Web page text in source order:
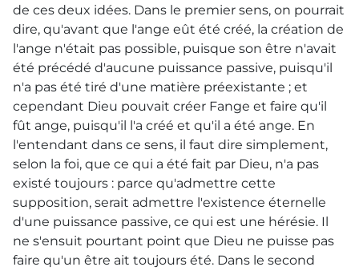
de ces deux idées. Dans le premier sens, on pourrait
dire, qu'avant que l'ange eût été créé, la création de
l'ange n'était pas possible, puisque son être n'avait
été précédé d'aucune puissance passive, puisqu'il
n'a pas été tiré d'une matière préexistante ; et
cependant Dieu pouvait créer Fange et faire qu'il
fût ange, puisqu'il l'a créé et qu'il a été ange. En
l'entendant dans ce sens, il faut dire simplement,
selon la foi, que ce qui a été fait par Dieu, n'a pas
existé toujours : parce qu'admettre cette
supposition, serait admettre l'existence éternelle
d'une puissance passive, ce qui est une hérésie. Il
ne s'ensuit pourtant point que Dieu ne puisse pas
faire qu'un être ait toujours été. Dans le second